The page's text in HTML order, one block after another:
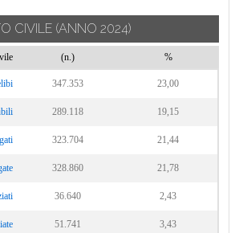
CIVILE (ANNO 2024)
(n.) %
347.353 23,00
289.118 19,15
323.704 21,44
328.860 21,78
36.640 2,43
51.741 3,43